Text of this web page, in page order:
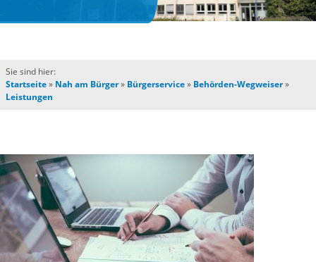
Sie sind hier:
Startseite» Nah am Bürger» Bürgerservice» Behörden-Wegweiser»
Leistungen